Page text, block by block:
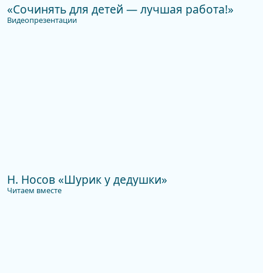
«Сочинять для детей — лучшая работа!»
Видеопрезентации
Н. Носов «Шурик у дедушки»
Читаем вместе